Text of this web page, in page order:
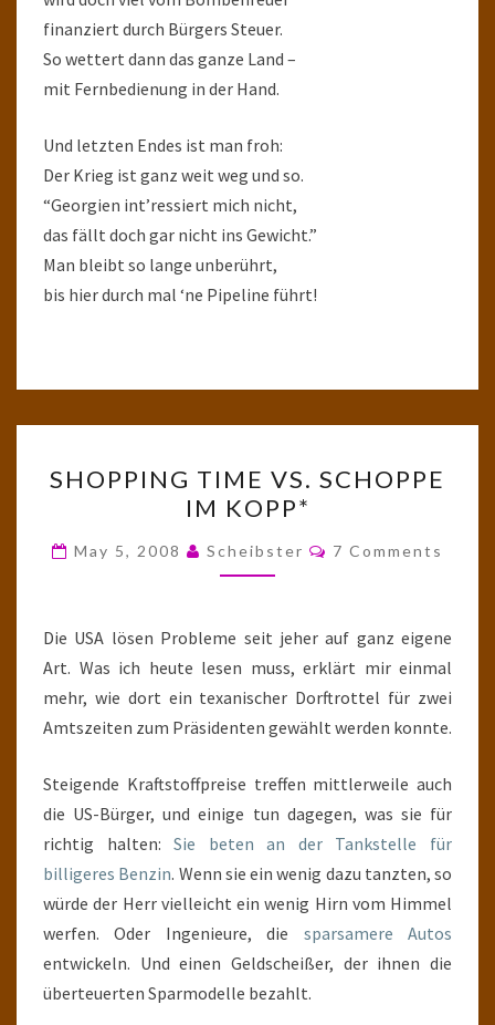
finanziert durch Bürgers Steuer.
So wettert dann das ganze Land –
mit Fernbedienung in der Hand.
Und letzten Endes ist man froh:
Der Krieg ist ganz weit weg und so.
“Georgien int’ressiert mich nicht,
das fällt doch gar nicht ins Gewicht.”
Man bleibt so lange unberührt,
bis hier durch mal ‘ne Pipeline führt!
TIME
VS.
SCHOPPE
IM
SHOPPING TIME VS. SCHOPPE
IM KOPP*
May 5, 2008 Scheibster Comments
7 Comments
Die USA lösen Probleme seit jeher auf ganz eigene
Art. Was ich heute lesen muss, erklärt mir einmal
mehr, wie dort ein texanischer Dorftrottel für zwei
Amtszeiten zum Präsidenten gewählt werden konnte.
Steigende Kraftstoffpreise treffen mittlerweile auch
die US-Bürger, und einige tun dagegen, was sie für
richtig halten:Sie beten an der Tankstelle für
billigeres Benzin. Wenn sie ein wenig dazu tanzten, so
würde der Herr vielleicht ein wenig Hirn vom Himmel
werfen. Oder Ingenieure, die sparsamere Autos
entwickeln. Und einen Geldscheißer, der ihnen die
überteuerten Sparmodelle bezahlt.